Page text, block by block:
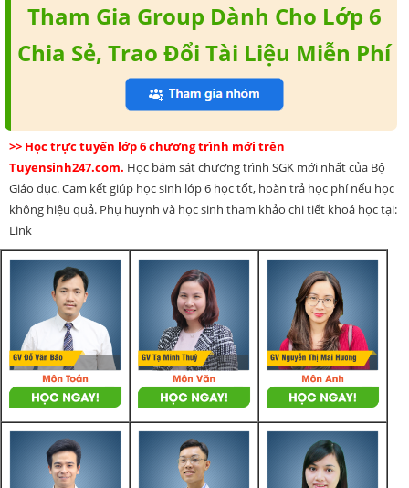
Tham Gia Group Dành Cho Lớp 6
Chia Sẻ, Trao Đổi Tài Liệu Miễn Phí
>> Học trực tuyến lớp 6 chương trình mới trên
Tuyensinh247.com. Học bám sát chương trình SGK mới nhất của Bộ
Giáo dục. Cam kết giúp học sinh lớp 6 học tốt, hoàn trả học phí nếu học
không hiệu quả. Phụ huynh và học sinh tham khảo chi tiết khoá học tại:
Link